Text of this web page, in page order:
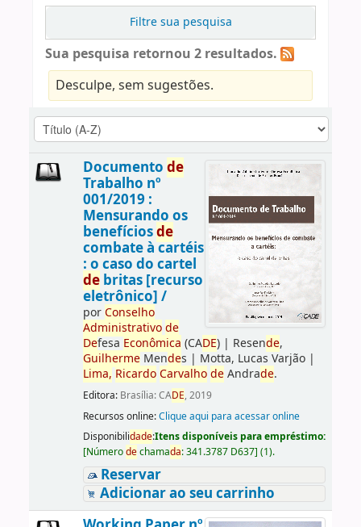
Filtre sua pesquisa
Sua pesquisa retornou 2 resultados.
Desculpe, sem sugestões.
Documento de
Trabalho nº
001/2019 :
Mensurando os
benefíciosde
combate à cartéis
: o caso do cartel
debritas [recurso
eletrônico] /
porConselho
Administrativo de
Defesa Econômica (CADE)| Resende,
GuilhermeMendes | Motta, Lucas Varjão|
Lima, Ricardo Carvalho deAndrade.
Editora: Brasília: CADE, 2019
Recursos online:Clique aqui para acessar online
Disponibilidade:Itens disponíveis para empréstimo:
[Númerodechamada:341.3787 D637] (1).
Reservar
Adicionar ao seu carrinho